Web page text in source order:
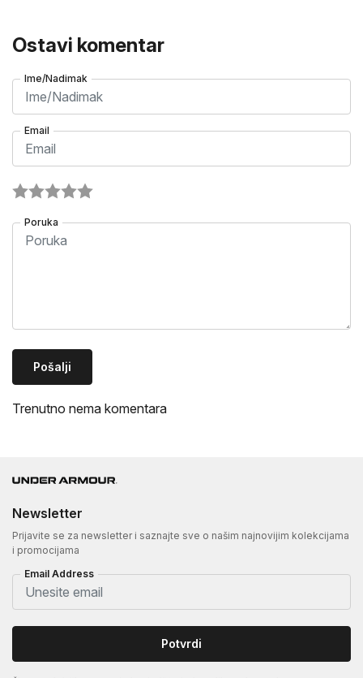
Ostavi komentar
Ime/Nadimak
Email
Poruka
Pošalji
Trenutno nema komentara
Newsletter
Prijavite se za newsletter i saznajte sve o našim najnovijim kolekcijama
i promocijama
Email Address
Potvrdi